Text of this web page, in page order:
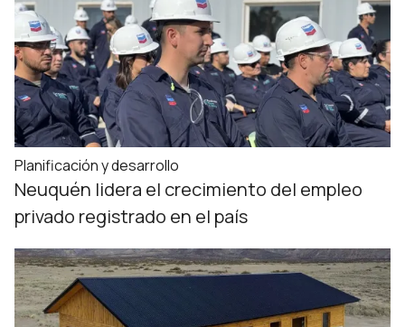
Planificación y desarrollo
Neuquén lidera el crecimiento del empleo
privado registrado en el país